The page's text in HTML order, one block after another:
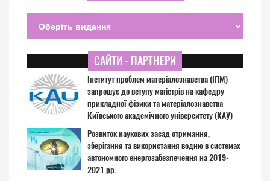
САЙТИ - ПАРТНЕРИ
Інститут проблем матеріалознавства (ІПМ)
запрошує до вступу магістрів на кафедру
прикладної фізики та матеріалознавства
Київського академічного університету (КАУ)
Розвиток наукових засад отримання,
зберігання та використання водню в системах
автономного енергозабезпечення на 2019-
2021 рр.